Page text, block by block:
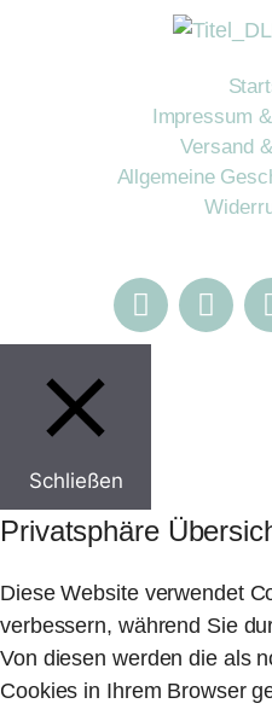
Impressum
Versand
Allgemeine
Schließen
Privatsphäre
Diese Website verwendet
verbessern, während Sie
Von diesen werden die als
Cookies in Ihrem Browser